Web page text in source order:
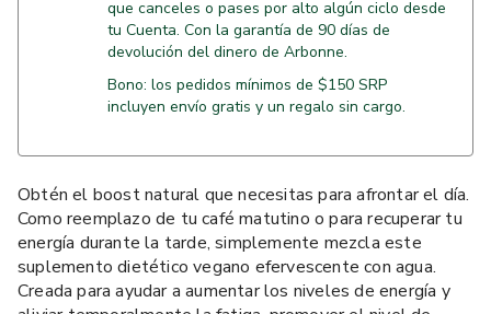
que canceles o pases por alto algún ciclo desde
tu Cuenta. Con la garantía de 90 días de
devolución del dinero de Arbonne.
Bono: los pedidos mínimos de $150 SRP
incluyen envío gratis y un regalo sin cargo.
Obtén el boost natural que necesitas para afrontar el día.
Como reemplazo de tu café matutino o para recuperar tu
energía durante la tarde, simplemente mezcla este
suplemento dietético vegano efervescente con agua.
Creada para ayudar a aumentar los niveles de energía y